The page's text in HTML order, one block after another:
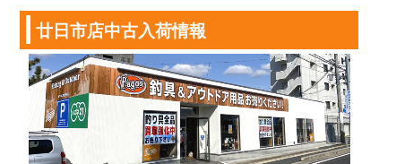
廿日市店中古入荷情報